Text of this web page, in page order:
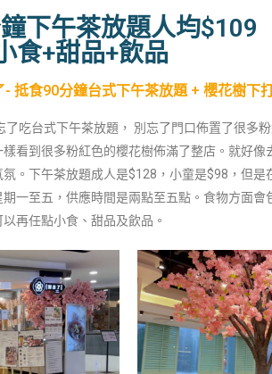
下午茶放題人均$109
食+甜品+飲品
抵食90分鐘台式下午茶放題 + 櫻花樹下
了吃台式下午茶放題， 別忘了門口佈置了很多
看到很多粉紅色的櫻花樹佈滿了整店。就好像
。下午茶放題成人是$128 ，小童是$98 ，但是
一至五，供應時間是兩點至五點。食物方面會
再任點小食、甜品及飲品。